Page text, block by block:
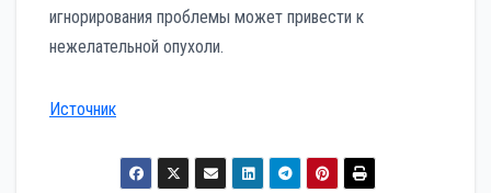
игнорирования проблемы может привести к
нежелательной опухоли.
Источник